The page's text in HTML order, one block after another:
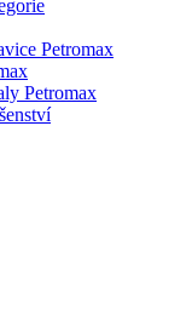
Petromax
Petromax